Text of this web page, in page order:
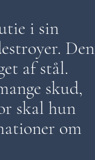
i sin
Den
af stål.
skud,
skal hun
om